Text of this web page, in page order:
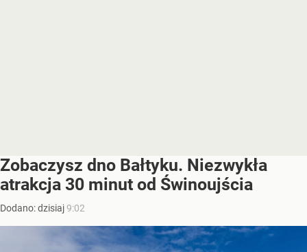
Zobaczysz dno Bałtyku. Niezwykła
atrakcja 30 minut od Świnoujścia
Dodano:dzisiaj9:02